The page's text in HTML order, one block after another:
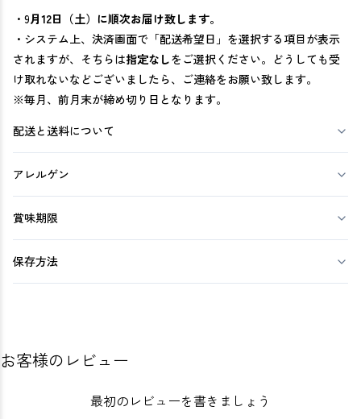
・9月12日（土）に順次お届け致します。
・システム上、決済画面で「配送希望日」を選択する項目が表示
されますが、そちらは指定なしをご選択ください。どうしても受
け取れないなどございましたら、ご連絡をお願い致します。
※毎月、前月末が締め切り日となります。
配送と送料について
アレルゲン
賞味期限
保存方法
お客様のレビュー
最初のレビューを書きましょう